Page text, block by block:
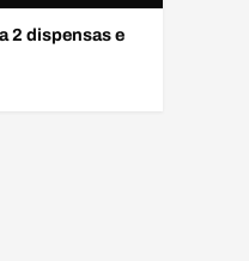
2 dispensas e